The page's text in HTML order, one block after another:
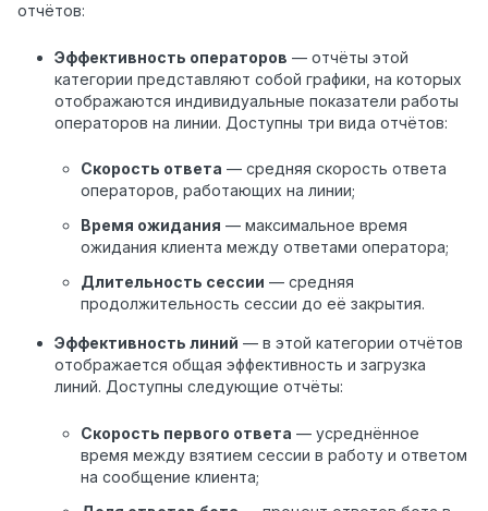
отчётов:
Эффективность операторов — отчёты этой
категории представляют собой графики, на которых
отображаются индивидуальные показатели работы
операторов на линии. Доступны три вида отчётов:
Скорость ответа — средняя скорость ответа
операторов, работающих на линии;
Время ожидания — максимальное время
ожидания клиента между ответами оператора;
Длительность сессии — средняя
продолжительность сессии до её закрытия.
Эффективность линий — в этой категории отчётов
отображается общая эффективность и загрузка
линий. Доступны следующие отчёты:
Скорость первого ответа — усреднённое
время между взятием сессии в работу и ответом
на сообщение клиента;